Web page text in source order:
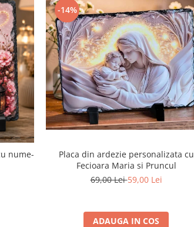
nume-
-14%
Placa din ardezie personalizata cu
Fecioara Maria si Pruncul
69,00 Lei59,00 Lei
ADAUGA IN COS